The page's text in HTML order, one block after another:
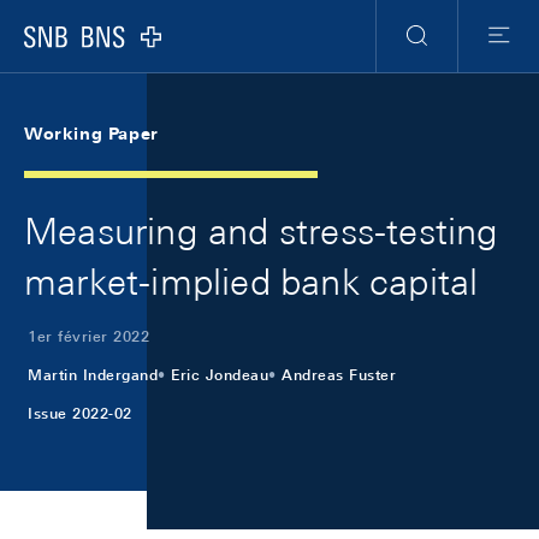
Logo
RechercheMenu
Working Paper
Measuring and stress-testing
market-implied bank capital
1er février 2022
Martin Indergand Eric Jondeau Andreas Fuster
Issue 2022-02